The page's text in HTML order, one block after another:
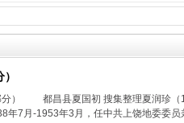
分） 都昌县夏国初 搜集整理夏润珍（
年7月-1953年3月，任中共上饶地委委